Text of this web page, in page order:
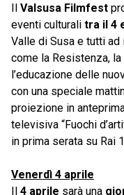
Il Valsusa Filmfest
eventi culturali tra il 4
Valle di Susa e tutti
come la Resistenza, la
l’educazione delle
con una speciale
proiezione in
televisiva “Fuochi
in prima serata su Rai
Venerdì 4 aprile
Il 4 aprile sarà una